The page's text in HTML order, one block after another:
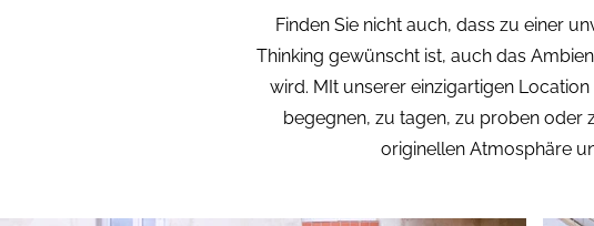
Finden Sie nicht auch, dass zu einer
Thinking gewünscht ist, auch das
wird. MIt unserer einzigartigen
begegnen, zu tagen, zu proben oder
originellen Atmosphäre